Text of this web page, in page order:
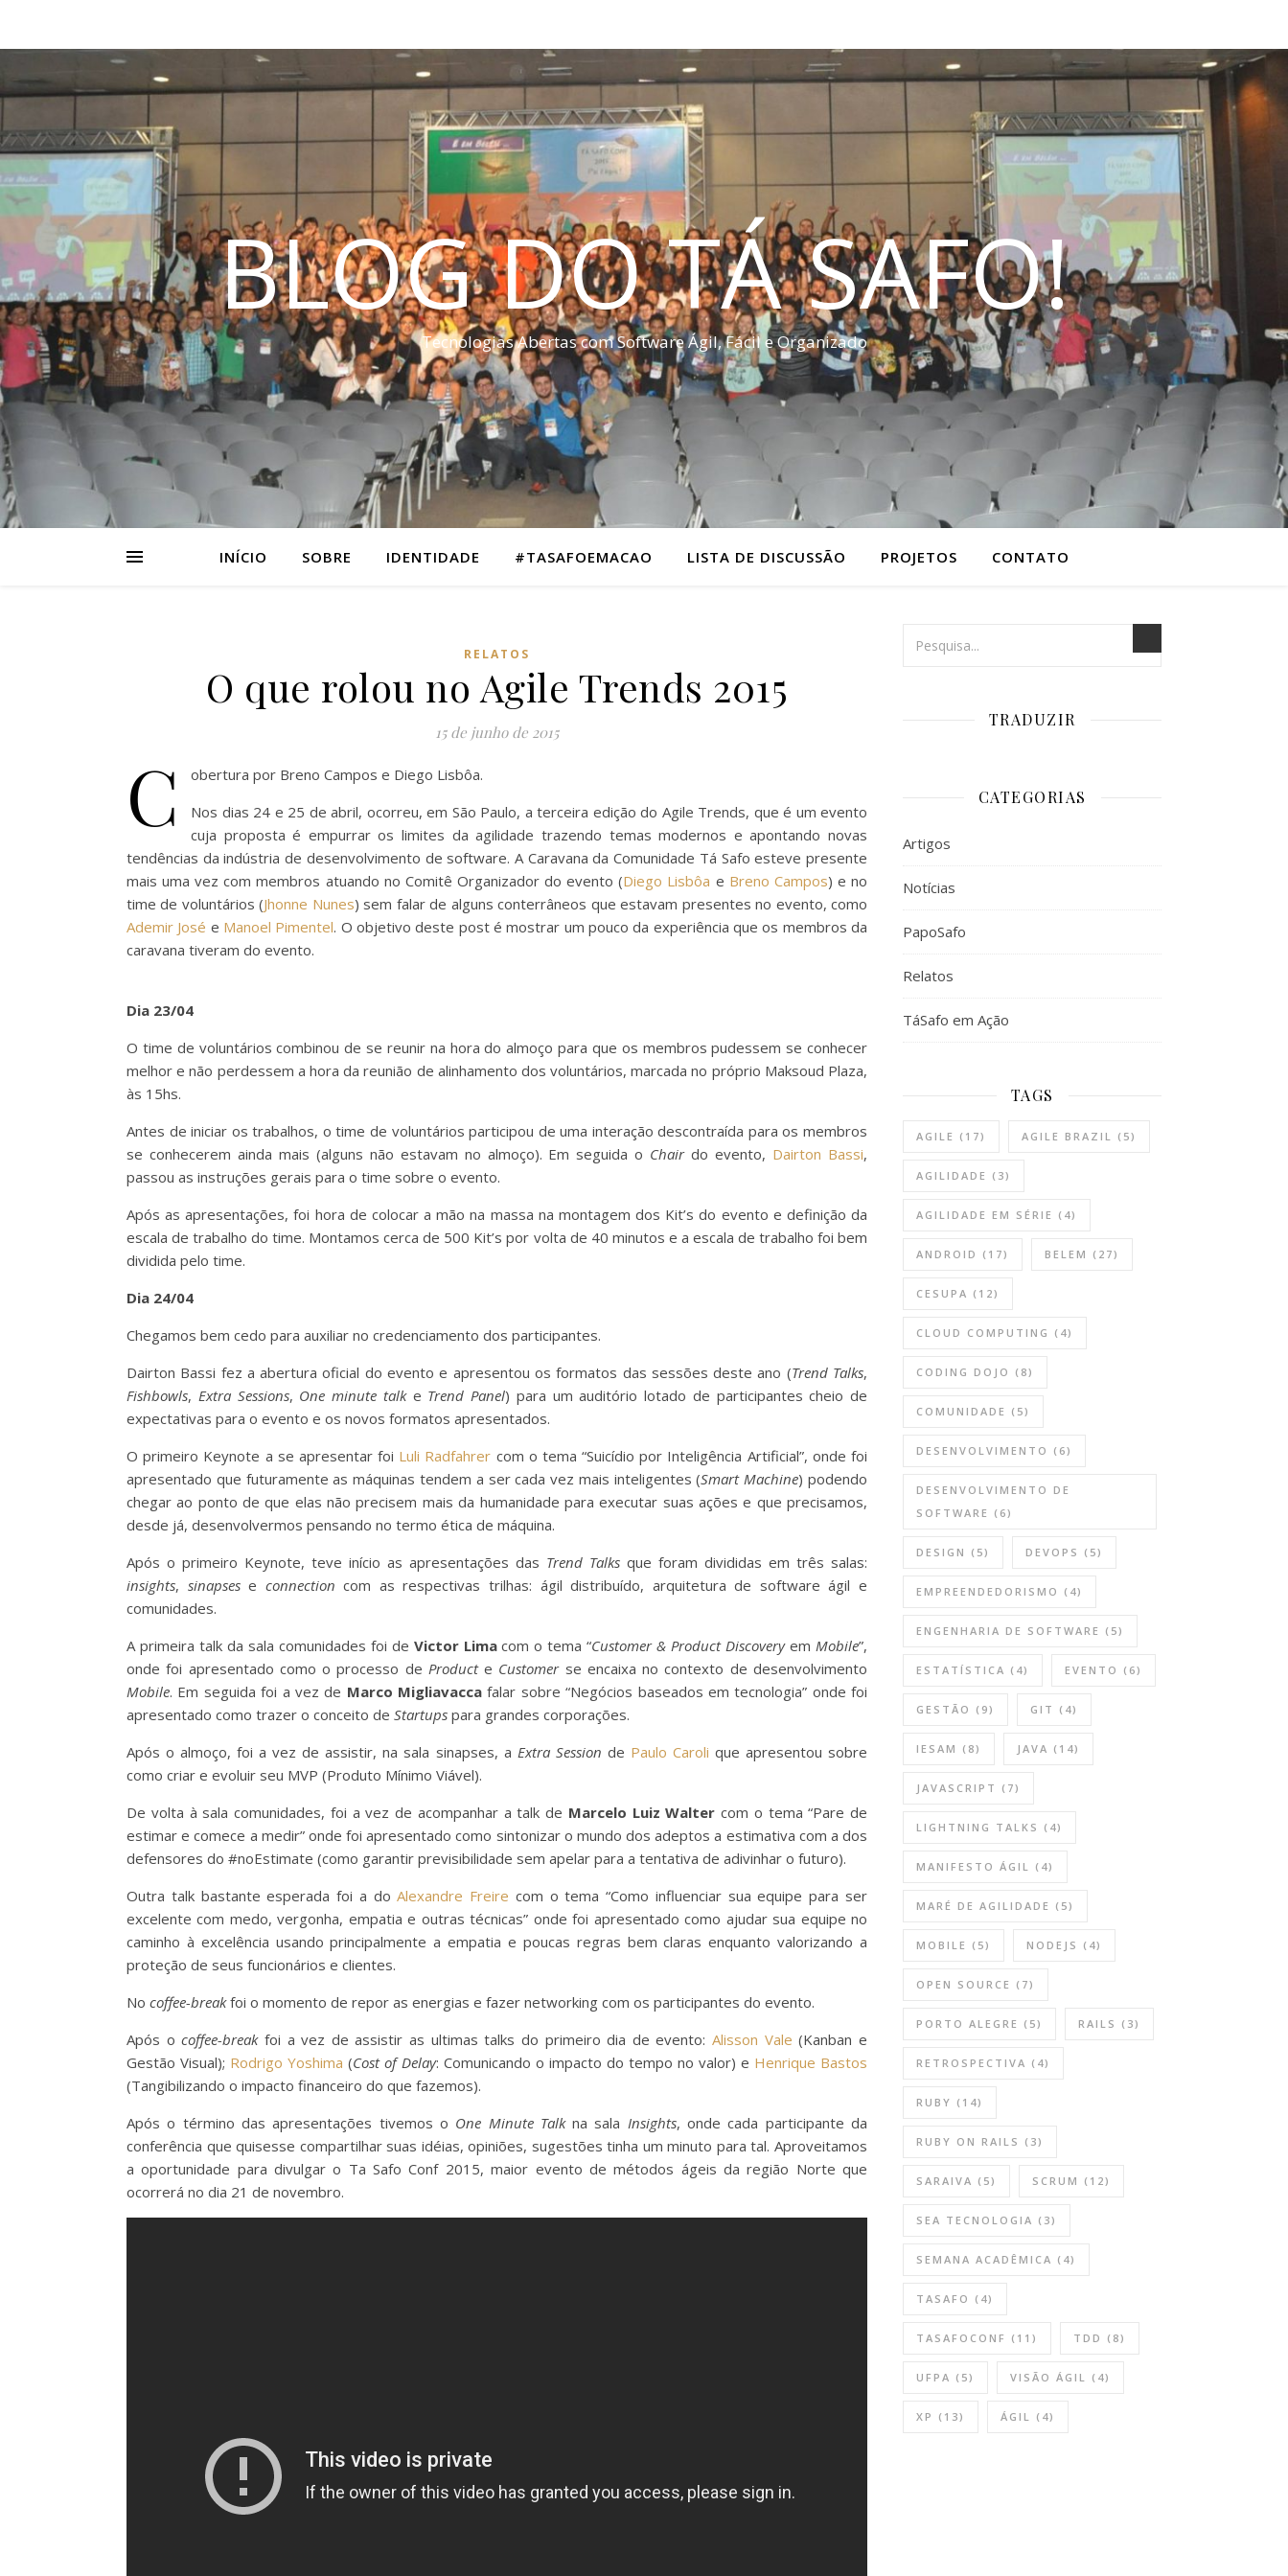
BLOG DO TÁ SAFO!
Tecnologias Abertas com Software Ágil, Fácil e Organizado
INÍCIO SOBRE IDENTIDADE #TASAFOEMACAO LISTA DE DISCUSSÃO PROJETOS CONTATO
RELATOS
O que rolou no Agile Trends 2015
15 de junho de 2015
C
obertura por Breno Campos e Diego Lisbôa.
Nos dias 24 e 25 de abril, ocorreu, em São Paulo, a terceira edição do Agile Trends, que é um evento
cuja proposta é empurrar os limites da agilidade trazendo temas modernos e apontando novas
tendências da indústria de desenvolvimento de software. A Caravana da Comunidade Tá Safo esteve presente
mais uma vez com membros atuando no Comitê Organizador do evento (Diego Lisbôa e Breno Campos) e no
time de voluntários (Jhonne Nunes) sem falar de alguns conterrâneos que estavam presentes no evento, como
Ademir José e Manoel Pimentel. O objetivo deste post é mostrar um pouco da experiência que os membros da
caravana tiveram do evento.
Dia 23/04
O time de voluntários combinou de se reunir na hora do almoço para que os membros pudessem se conhecer
melhor e não perdessem a hora da reunião de alinhamento dos voluntários, marcada no próprio Maksoud Plaza,
às 15hs.
Antes de iniciar os trabalhos, o time de voluntários participou de uma interação descontraída para os membros
se conhecerem ainda mais (alguns não estavam no almoço). Em seguida o Chairdo evento, Dairton Bassi,
passou as instruções gerais para o time sobre o evento.
Após as apresentações, foi hora de colocar a mão na massa na montagem dos Kit’s do evento e definição da
escala de trabalho do time. Montamos cerca de 500 Kit’s por volta de 40 minutos e a escala de trabalho foi bem
dividida pelo time.
Dia 24/04
Chegamos bem cedo para auxiliar no credenciamento dos participantes.
Dairton Bassi fez a abertura oficial do evento e apresentou os formatos das sessões deste ano (Trend Talks,
Fishbowls, Extra Sessions, One minute talke Trend Panel) para um auditório lotado de participantes cheio de
expectativas para o evento e os novos formatos apresentados.
O primeiro Keynote a se apresentar foi Luli Radfahrer com o tema “Suicídio por Inteligência Artificial”, onde foi
apresentado que futuramente as máquinas tendem a ser cada vez mais inteligentes (Smart Machine) podendo
chegar ao ponto de que elas não precisem mais da humanidade para executar suas ações e que precisamos,
desde já, desenvolvermos pensando no termo ética de máquina.
Após o primeiro Keynote, teve início as apresentações das Trend Talks que foram divididas em três salas:
insights, sinapsese connection com as respectivas trilhas: ágil distribuído, arquitetura de software ágil e
comunidades.
A primeira talk da sala comunidades foi de Victor Limacom o tema “Customer & Product DiscoveryemMobile”,
onde foi apresentado como o processo de Producte Customerse encaixa no contexto de desenvolvimento
Mobile. Em seguida foi a vez de Marco Migliavacca falar sobre “Negócios baseados em tecnologia” onde foi
apresentado como trazer o conceito de Startups para grandes corporações.
Após o almoço, foi a vez de assistir, na sala sinapses, a Extra Session de Paulo Caroli que apresentou sobre
como criar e evoluir seu MVP (Produto Mínimo Viável).
De volta à sala comunidades, foi a vez de acompanhar a talk de Marcelo Luiz Walter com o tema “Pare de
estimar e comece a medir” onde foi apresentado como sintonizar o mundo dos adeptos a estimativa com a dos
defensores do #noEstimate (como garantir previsibilidade sem apelar para a tentativa de adivinhar o futuro).
Outra talk bastante esperada foi a doAlexandre Freire com o tema “Como influenciar sua equipe para ser
excelente com medo, vergonha, empatia e outras técnicas” onde foi apresentado como ajudar sua equipe no
caminho à excelência usando principalmente a empatia e poucas regras bem claras enquanto valorizando a
proteção de seus funcionários e clientes.
No coffee-breakfoi o momento de repor as energias e fazer networking com os participantes do evento.
Após ocoffee-breakfoi a vez de assistir as ultimas talks do primeiro dia de evento:Alisson Vale (Kanban e
Gestão Visual); Rodrigo Yoshima (Cost of Delay: Comunicando o impacto do tempo no valor) e Henrique Bastos
(Tangibilizando o impacto financeiro do que fazemos).
Após o término das apresentações tivemos o One Minute Talkna sala Insights, onde cada participante da
conferência que quisesse compartilhar suas idéias, opiniões, sugestões tinha um minuto para tal. Aproveitamos
a oportunidade para divulgar o Ta Safo Conf 2015, maior evento de métodos ágeis da região Norte que
ocorrerá no dia 21 de novembro.
TRADUZIR
CATEGORIAS
Artigos
Notícias
PapoSafo
Relatos
TáSafo em Ação
TAGS
AGILE (17) AGILE BRAZIL (5)
AGILIDADE (3)
AGILIDADE EM SÉRIE (4)
ANDROID (17) BELEM (27)
CESUPA (12)
CLOUD COMPUTING (4)
CODING DOJO (8)
COMUNIDADE (5)
DESENVOLVIMENTO (6)
DESENVOLVIMENTO DE
SOFTWARE (6)
DESIGN (5) DEVOPS (5)
EMPREENDEDORISMO (4)
ENGENHARIA DE SOFTWARE (5)
ESTATÍSTICA (4) EVENTO (6)
GESTÃO (9) GIT (4)
IESAM (8) JAVA (14)
JAVASCRIPT (7)
LIGHTNING TALKS (4)
MANIFESTO ÁGIL (4)
MARÉ DE AGILIDADE (5)
MOBILE (5) NODEJS (4)
OPEN SOURCE (7)
PORTO ALEGRE (5) RAILS (3)
RETROSPECTIVA (4)
RUBY (14)
RUBY ON RAILS (3)
SARAIVA (5) SCRUM (12)
SEA TECNOLOGIA (3)
SEMANA ACADÊMICA (4)
TASAFO (4)
TASAFOCONF (11) TDD (8)
UFPA (5) VISÃO ÁGIL (4)
XP (13) ÁGIL (4)